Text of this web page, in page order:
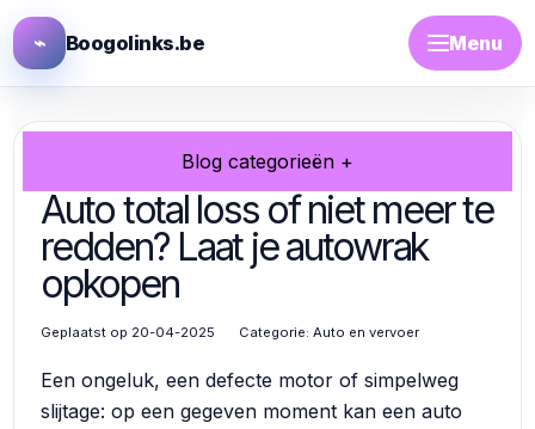
⌁ Boogolinks.be Menu
Blog categorieën +
Auto total loss of niet meer te
redden? Laat je autowrak
opkopen
Geplaatst op 20-04-2025 Categorie: Auto en vervoer
Een ongeluk, een defecte motor of simpelweg
slijtage: op een gegeven moment kan een auto